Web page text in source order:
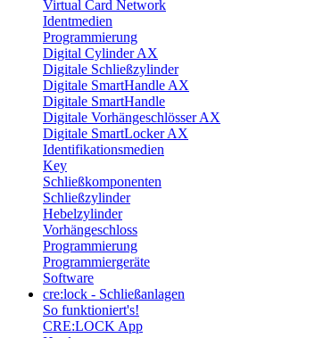
Virtual Card Network
Identmedien
Programmierung
Digital Cylinder AX
Digitale Schließzylinder
Digitale SmartHandle AX
Digitale SmartHandle
Digitale Vorhängeschlösser AX
Digitale SmartLocker AX
Identifikationsmedien
Key
Schließkomponenten
Schließzylinder
Hebelzylinder
Vorhängeschloss
Programmierung
Programmiergeräte
Software
cre:lock - Schließanlagen
So funktioniert's!
CRE:LOCK App